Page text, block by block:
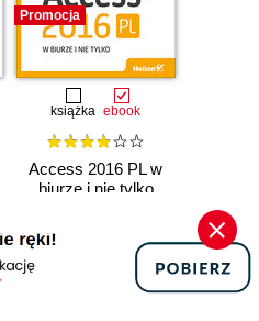
Promocja
książka ebook
Access 2016 PL w
biurze i nie tylko
(38,50 zł najniższa cena z 30 dni)